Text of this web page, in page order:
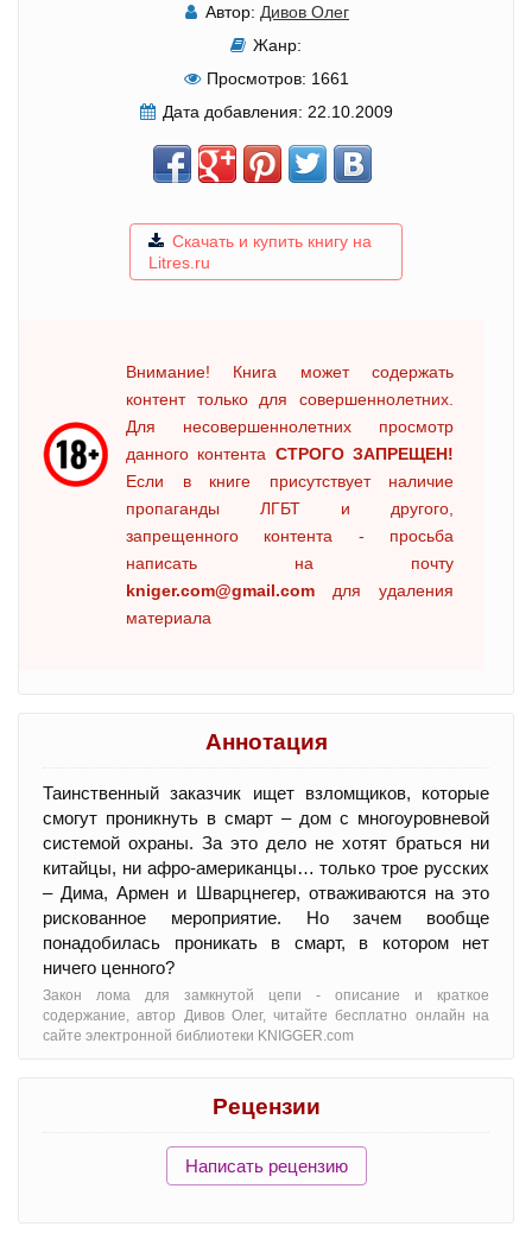
Автор: Дивов Олег
Жанр:
Просмотров: 1661
Дата добавления: 22.10.2009
Скачать и купить книгу на
Litres.ru
Внимание! Книга может содержать
контент только для совершеннолетних.
Для несовершеннолетних просмотр
данного контента СТРОГО ЗАПРЕЩЕН!
Если в книге присутствует наличие
пропаганды ЛГБТ и другого,
запрещенного контента - просьба
написать на почту
kniger.com@gmail.com для удаления
материала
Аннотация
Таинственный заказчик ищет взломщиков, которые
смогут проникнуть в смарт – дом с многоуровневой
системой охраны. За это дело не хотят браться ни
китайцы, ни афро-американцы… только трое русских
– Дима, Армен и Шварцнегер, отваживаются на это
рискованное мероприятие. Но зачем вообще
понадобилась проникать в смарт, в котором нет
ничего ценного?
Закон лома для замкнутой цепи - oписание и краткое
содержание, автор Дивов Олег, читайте бесплатно онлайн на
сайте электронной библиотеки KNIGGER.com
Рецензии
Написать рецензию